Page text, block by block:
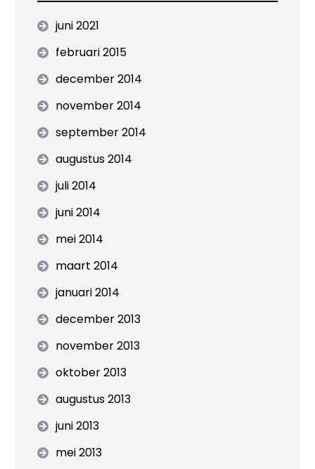
juni 2021
februari 2015
december 2014
november 2014
september 2014
augustus 2014
juli 2014
juni 2014
mei 2014
maart 2014
januari 2014
december 2013
november 2013
oktober 2013
augustus 2013
juni 2013
mei 2013